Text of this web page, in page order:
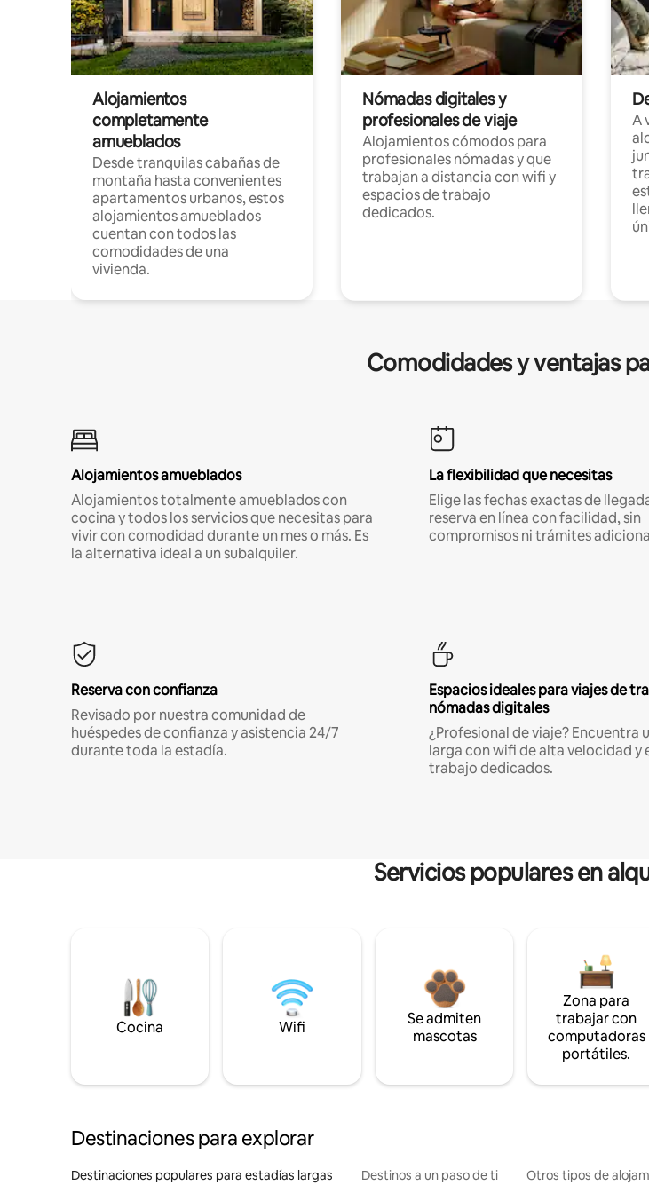
Alojamientos
completamente
amueblados
Desde tranquilas cabañas de
montaña hasta convenientes
apartamentos urbanos, estos
alojamientos amueblados
cuentan con todos las
comodidades de una
vivienda.
Nómadas digitales y
profesionales de viaje
Alojamientos cómodos para
profesionales nómadas y que
trabajan a distancia con wifi y
espacios de trabajo
dedicados.
A
Comodidades y ventajas
Alojamientos amueblados
Alojamientos totalmente amueblados con
cocina y todos los servicios que necesitas para
vivir con comodidad durante un mes o más. Es
la alternativa ideal a un subalquiler.
La flexibilidad que necesitas
Elige las fechas exactas de
reserva en línea con facilidad, sin
compromisos ni trámites
Reserva con confianza
Revisado por nuestra comunidad de
huéspedes de confianza y asistencia 24/7
durante toda la estadía.
Espacios ideales para viajes de
nómadas digitales
¿Profesional de viaje? Encuentra
larga con wifi de alta velocidad y
trabajo dedicados.
Servicios populares en
Cocina Wifi
Se admiten
mascotas
Zona para
trabajar con
computadoras
portátiles.
Destinaciones para explorar
Destinaciones populares para estadías largas Destinos a un paso de ti Otros tipos de